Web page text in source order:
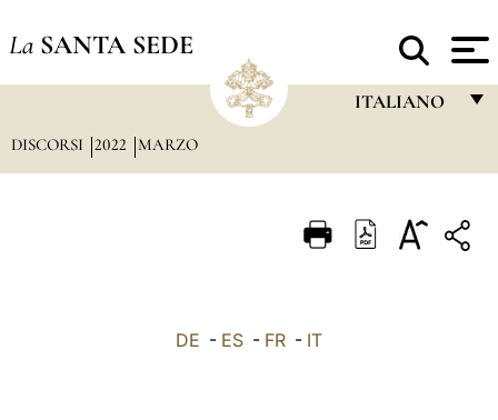
La SANTA SEDE
ITALIANO
ITALIANO
DISCORSI 2022 MARZO
DE - ES - FR - IT